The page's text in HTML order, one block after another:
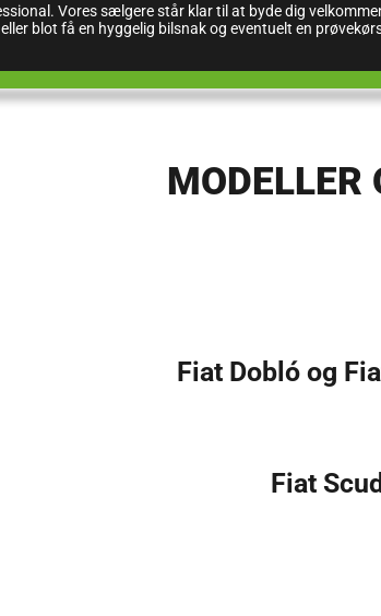
Vores sælgere står klar til at byde dig
blot få en hyggelig bilsnak og eventuelt en
MODELLER
Fiat Dobló og
Fiat